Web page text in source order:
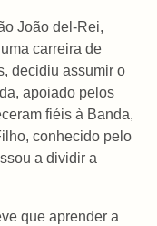
João del-Rei,
carreira de
decidiu assumir o
apoiado pelos
fiéis à Banda,
conhecido pelo
a dividir a
que aprender a